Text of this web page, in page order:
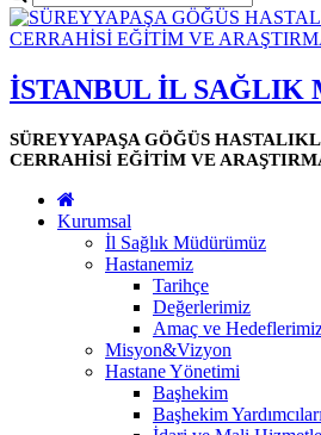
İSTANBUL İL SAĞLIK
SÜREYYAPAŞA GÖĞÜS
CERRAHİSİ EĞİTİM VE
Kurumsal
İl Sağlık Müdürümüz
Hastanemiz
Tarihçe
Değerlerimiz
Amaç ve
Misyon&Vizyon
Hastane Yönetimi
Başhekim
Başhekim Yardımcıları